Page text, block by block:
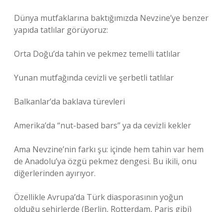
Dünya mutfaklarına baktığımızda Nevzine’ye benzer
yapıda tatlılar görüyoruz:
Orta Doğu’da tahin ve pekmez temelli tatlılar
Yunan mutfağında cevizli ve şerbetli tatlılar
Balkanlar’da baklava türevleri
Amerika’da “nut-based bars” ya da cevizli kekler
Ama Nevzine’nin farkı şu: içinde hem tahin var hem
de Anadolu’ya özgü pekmez dengesi. Bu ikili, onu
diğerlerinden ayırıyor.
Özellikle Avrupa’da Türk diasporasının yoğun
olduğu şehirlerde (Berlin, Rotterdam, Paris gibi)